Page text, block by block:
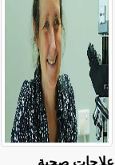
علاجات صحية